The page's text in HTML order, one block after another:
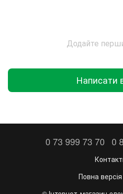
Додайте
Написати
0 73 999 73 70 0
Повна